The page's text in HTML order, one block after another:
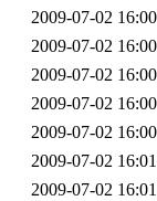
2009-07-02 16:00
2009-07-02 16:00
2009-07-02 16:00
2009-07-02 16:00
2009-07-02 16:00
2009-07-02 16:01
2009-07-02 16:01